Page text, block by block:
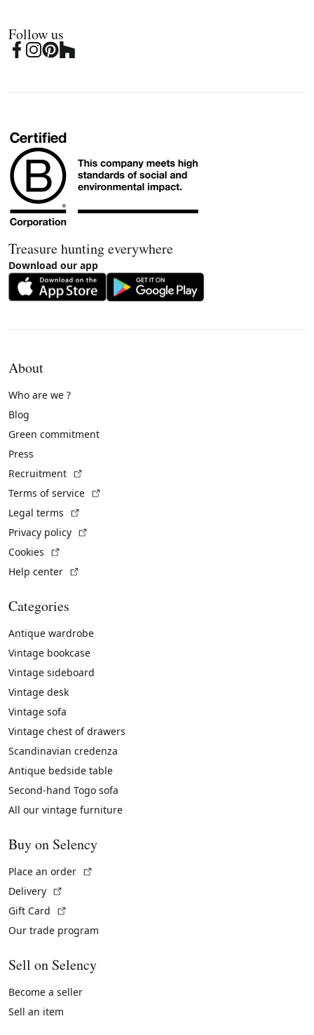
Follow us
Treasure hunting everywhere
Download our app
About
Who are we ?
Blog
Green commitment
Press
Recruitment
Terms of service
Legal terms
Privacy policy
Cookies
Help center
Categories
Antique wardrobe
Vintage bookcase
Vintage sideboard
Vintage desk
Vintage sofa
Vintage chest of drawers
Scandinavian credenza
Antique bedside table
Second-hand Togo sofa
All our vintage furniture
Buy on Selency
Place an order
Delivery
Gift Card
Our trade program
Sell on Selency
Become a seller
Sell an item